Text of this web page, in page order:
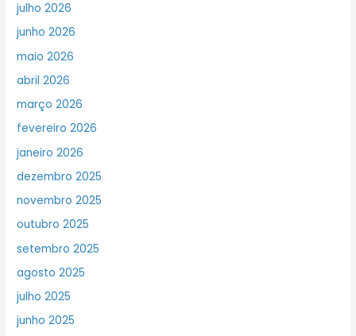
julho 2026
junho 2026
maio 2026
abril 2026
março 2026
fevereiro 2026
janeiro 2026
dezembro 2025
novembro 2025
outubro 2025
setembro 2025
agosto 2025
julho 2025
junho 2025